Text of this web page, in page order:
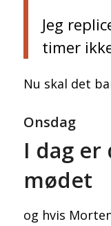
Jeg
timer
Nu skal det
Onsdag
I dag er
mødet
og hvis